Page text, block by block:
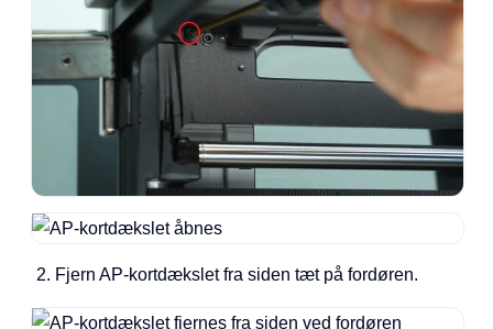
Fjern AP-kortdækslet fra siden tæt på fordøren.